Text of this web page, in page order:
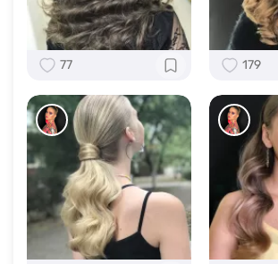
77 179